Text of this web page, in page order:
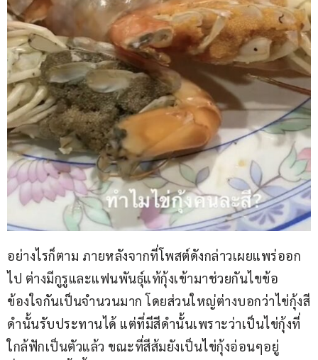
อย่างไรก็ตาม ภายหลังจากที่โพสต์ดังกล่าวเผยแพร่ออก
ไป ต่างมีกูรูและแฟนพันธุ์แท้กุ้งเข้ามาช่วยกันไขข้อ
ข้องใจกันเป็นจำนวนมาก โดยส่วนใหญ่ต่างบอกว่าไข่กุ้งสี
ดำนั้นรับประทานได้ แต่ที่มีสีดำนั้นเพราะว่าเป็นไข่กุ้งที่
ใกล้ฟักเป็นตัวแล้ว ขณะที่สีส้มยังเป็นไข่กุ้งอ่อนๆอยู่